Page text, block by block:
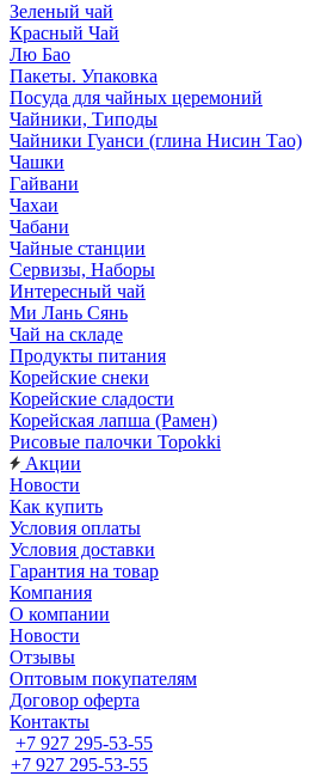
Зеленый чай
Красный Чай
Лю Бао
Пакеты. Упаковка
Посуда для чайных церемоний
Чайники, Типоды
Чайники Гуанси (глина Нисин Тао)
Чашки
Гайвани
Чахаи
Чабани
Чайные станции
Сервизы, Наборы
Интересный чай
Ми Лань Сянь
Чай на складе
Продукты питания
Корейские снеки
Корейские сладости
Корейская лапша (Рамен)
Рисовые палочки Topokki
Акции
Новости
Как купить
Условия оплаты
Условия доставки
Гарантия на товар
Компания
О компании
Новости
Отзывы
Оптовым покупателям
Договор оферта
Контакты
+7 927 295-53-55
+7 927 295-53-55